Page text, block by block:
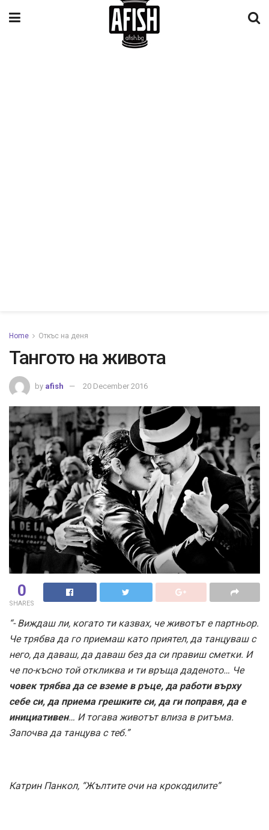
Home Откъс на деня
Тангото на живота
by afish 20 December 2016
0
SHARES
“- Виждаш ли, когато ти казвах, че животът е партньор.
Че трябва да го приемаш като приятел, да танцуваш с
него, да даваш, да даваш без да си правиш сметки. И
че по-късно той откликва и ти връща даденото… Че
човек трябва да се вземе в ръце, да работи върху
себе си, да приема грешките си, да ги поправя, да е
инициативен… И тогава животът влиза в ритъма.
Започва да танцува с теб.”
Катрин Панкол, “Жълтите очи на крокодилите”